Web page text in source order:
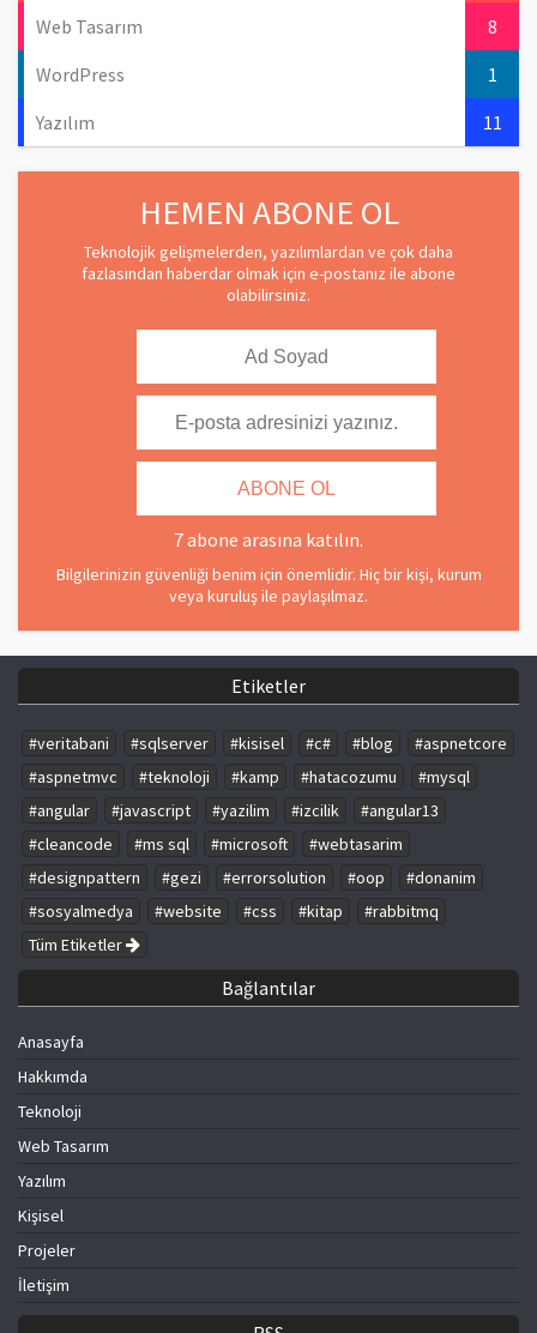
Web Tasarım
8
WordPress
1
Yazılım
11
HEMEN ABONE OL
Teknolojik gelişmelerden, yazılımlardan ve çok daha
fazlasından haberdar olmak için e-postanız ile abone
olabilirsiniz.
7 abone arasına katılın.
Bilgilerinizin güvenliği benim için önemlidir. Hiç bir kişi, kurum
veya kuruluş ile paylaşılmaz.
Etiketler
#veritabani #sqlserver #kisisel #c# #blog
#aspnetcore
#aspnetmvc
#teknoloji #kamp #hatacozumu
#mysql
#angular
#javascript #yazilim #izcilik
#angular13
#cleancode
#ms sql #microsoft
#webtasarim
#designpattern
#gezi #errorsolution #oop
#donanim
#sosyalmedya
#website #css #kitap
#rabbitmq
Tüm Etiketler
Bağlantılar
Anasayfa
Hakkımda
Teknoloji
Web Tasarım
Yazılım
Kişisel
Projeler
İletişim